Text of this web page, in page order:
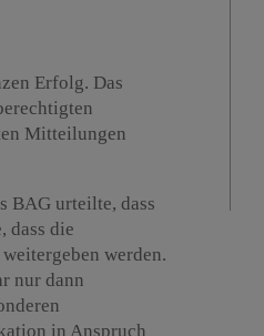
Erfolg. Das
Mitteilungen
BAG urteilte, dass
dass die
werden.
nur dann
in Anspruch